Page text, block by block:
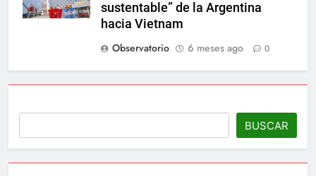
sustentable” de la Argentina
hacia Vietnam
Observatorio
6 meses ago 0
BUSCAR